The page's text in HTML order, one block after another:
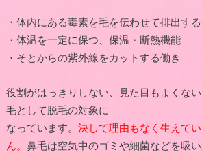
・体内にある毒素を毛を伝わせて排出す
・体温を一定に保つ、保温・断熱機能
・そとからの紫外線をカットする働き
役割がはっきりしない、見た目もよくな
毛として脱毛の対象に
なっています。 決して理由もなく生えて
ん。 鼻毛は空気中のゴミや細菌などを吸